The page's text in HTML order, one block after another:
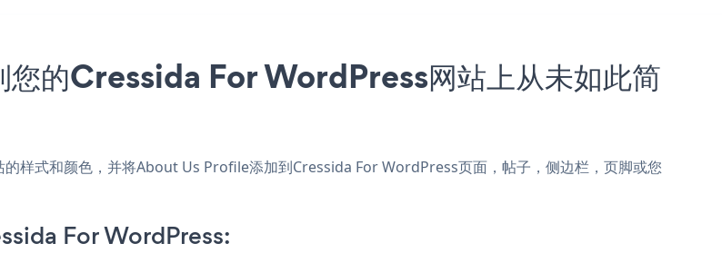
的Cressida For WordPress网站上从未如此简
样式和颜色，并将About Us Profile添加到Cressida For WordPress页面，帖子，侧边栏，页脚或您
For WordPress: